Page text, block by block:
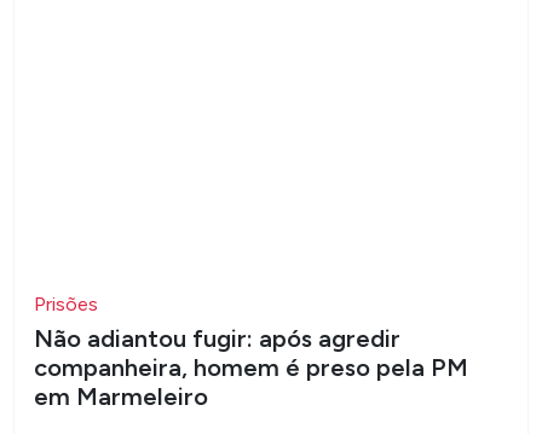
Prisões
Não adiantou fugir: após agredir
companheira, homem é preso pela PM
em Marmeleiro